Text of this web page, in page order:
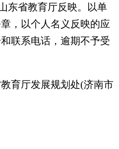
东省教育厅反映。以单
，以个人名义反映的应
联系电话，逾期不予受
厅发展规划处(济南市